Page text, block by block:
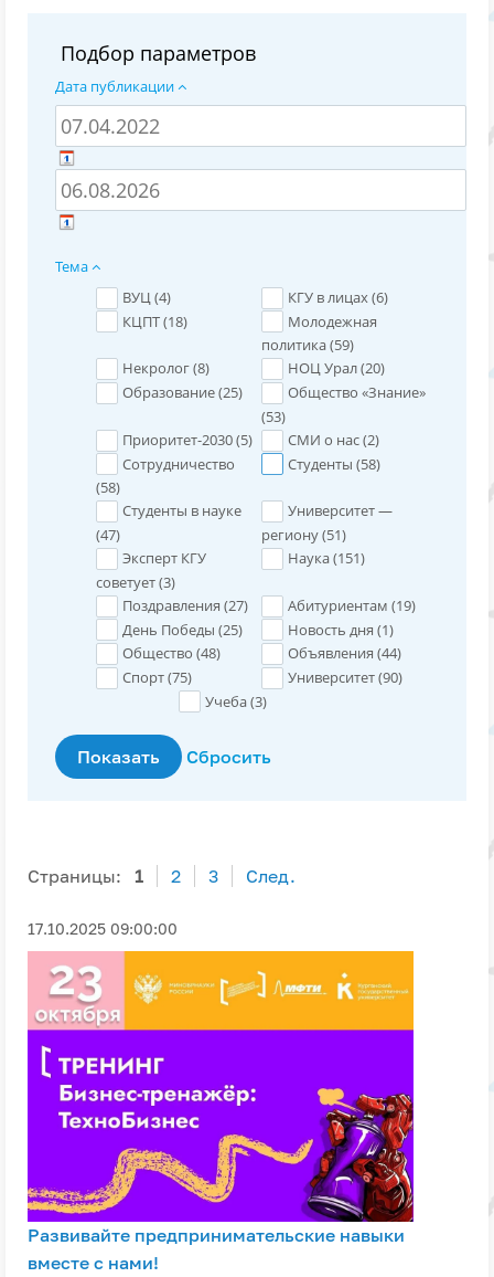
Подбор параметров
Дата публикации
Тема
ВУЦ (4) КГУ в лицах (6)
КЦПТ (18)
Молодежная
политика (59)
Некролог (8) НОЦ Урал (20)
Образование (25)
Общество «Знание»
(53)
Приоритет-2030 (5) СМИ о нас (2)
Сотрудничество
(58)
Студенты (58)
Студенты в науке
(47)
Университет —
региону (51)
Эксперт КГУ
советует (3)
Наука (151)
Поздравления (27) Абитуриентам (19)
День Победы (25) Новость дня (1)
Общество (48) Объявления (44)
Спорт (75) Университет (90)
Учеба (3)
Страницы: 1 2 3 След.
17.10.2025 09:00:00
Развивайте предпринимательские навыки
вместе с нами!